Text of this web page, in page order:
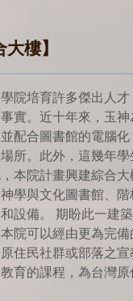
樓】
院培育許多傑出人
實。近十年來，玉
配合圖書館的電腦化
所。此外，這幾年
本院計畫興建綜合
學與文化圖書館、
設備。 期盼此一建
院可以經由更為完
住民社群或部落之
育的課程，為台灣